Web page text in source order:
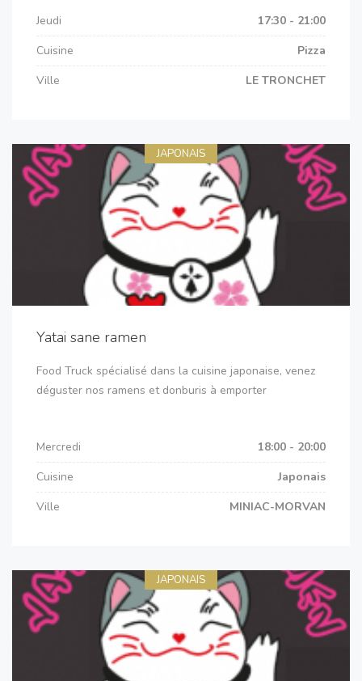
Jeudi
17:30 - 21:00
Cuisine
Pizza
Ville
LE TRONCHET
JAPONAIS
Yatai sane ramen
Food Truck spécialisé dans la cuisine japonaise, venez
déguster nos ramens et donburis à emporter
Mercredi
18:00 - 20:00
Cuisine
Japonais
Ville
MINIAC-MORVAN
JAPONAIS